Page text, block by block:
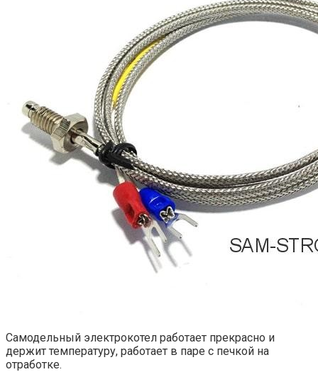
Самодельный электрокотел работает прекрасно и
держит температуру, работает в паре с печкой на
отработке.